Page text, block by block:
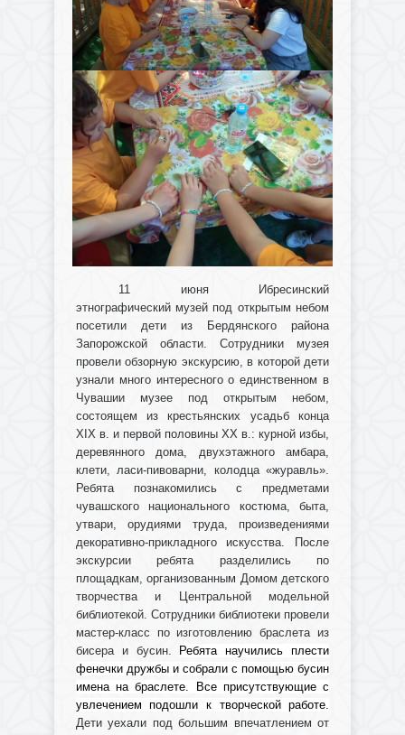
11 июня Ибресинский
этнографический музей под открытым небом
посетили дети из Бердянского района
Запорожской области. Сотрудники музея
провели обзорную экскурсию, в которой дети
узнали много интересного о единственном в
Чувашии музее под открытым небом,
состоящем из крестьянских усадьб конца
XIX в. и первой половины ХХ в.: курной избы,
деревянного дома, двухэтажного амбара,
клети, ласи-пивоварни, колодца «журавль».
Ребята познакомились с предметами
чувашского национального костюма, быта,
утвари, орудиями труда, произведениями
декоративно-прикладного искусства. После
экскурсии ребята разделились по
площадкам, организованным Домом детского
творчества и Центральной модельной
библиотекой. Сотрудники библиотеки провели
мастер-класс по изготовлению браслета из
бисера и бусин. Ребята научились плести
фенечки дружбы и собрали с помощью бусин
имена на браслете. Все присутствующие с
увлечением подошли к творческой работе.
Дети уехали под большим впечатлением от